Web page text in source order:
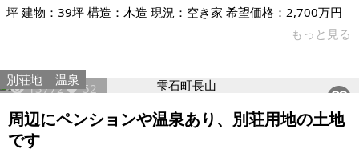
坪 建物：39坪 構造：木造 現況：空き家 希望価格：2,700万円
もっと見る
13772 52
別荘地 温泉
周辺にペンションや温泉あり、別荘用地の土地
です